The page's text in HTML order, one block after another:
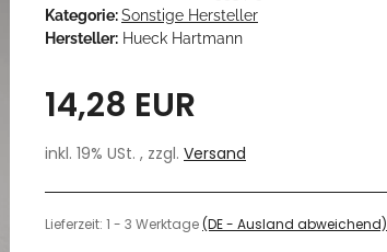
Kategorie:Sonstige Hersteller
Hersteller: Hueck Hartmann
14,28 EUR
inkl. 19% USt. , zzgl. Versand
Lieferzeit: 1 - 3 Werktage(DE - Ausland abweichend)